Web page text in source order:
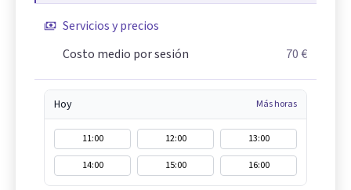
Servicios y precios
Costo medio por sesión
70 €
Hoy Más horas
11:00 12:00
13:00
14:00
15:00 16:00